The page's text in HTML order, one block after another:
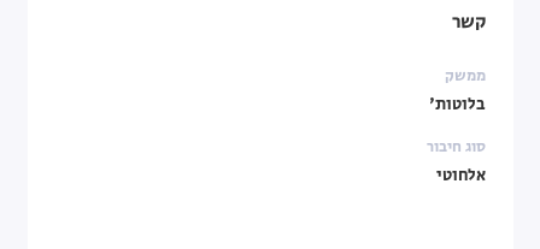
קשר
ממשק
בלוטות'
סוג חיבור
אלחוטי